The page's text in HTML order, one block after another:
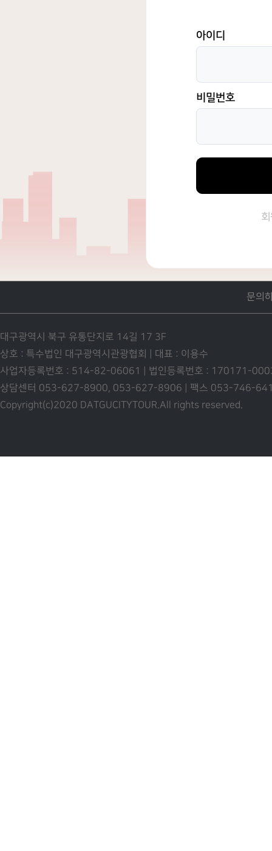
아이디
비밀번호
문의
대구광역시 북구 유통단지로 14길 17 3F
상호 : 특수법인 대구광역시관광협회 | 대표 : 이용수
사업자등록번호 : 514-82-06061 | 법인등록번호 : 170171-
상담센터 053-627-8900, 053-627-8906 | 팩스 053-746-
Copyright(c)2020 DATGUCITYTOUR.All rights reserved.